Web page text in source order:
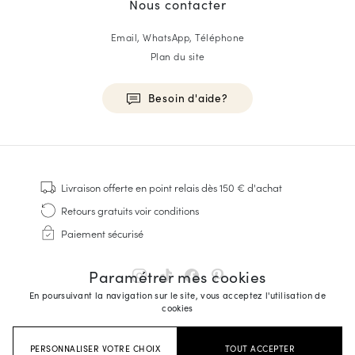
Paramétrer mes cookies
En poursuivant la navigation sur le site, vous acceptez l'utilisation de
cookies
PERSONNALISER VOTRE CHOIX TOUT ACCEPTER
Nous contacter
Email, WhatsApp, Téléphone
Plan du site
Besoin d'aide?
Baskets
Cousu Goodyear
Derbies & Richelieu
Richelieus Homme
Sandales & Espadrilles
Sacoches Business
Livraison offerteen point relais dès 150 € d'achat
Retours gratuitsvoir conditions
Paiement sécurisé